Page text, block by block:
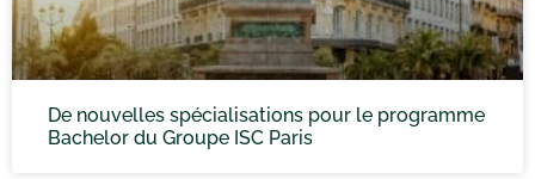
De nouvelles spécialisations pour le programme
Bachelor du Groupe ISC Paris